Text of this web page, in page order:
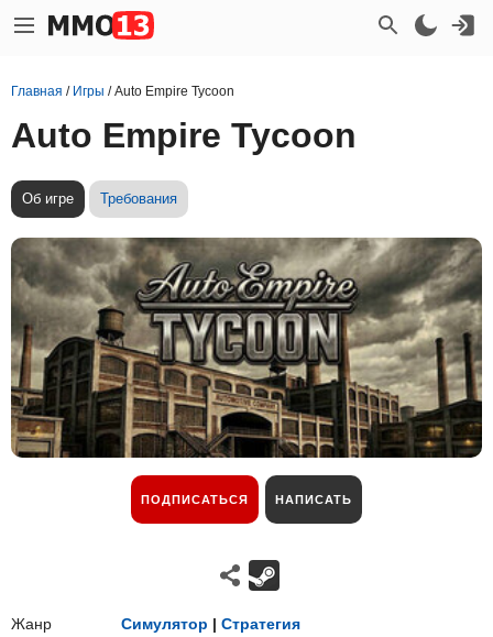
Главная / Игры /Auto Empire Tycoon
Auto Empire Tycoon
Об игре Требования
ПОДПИСАТЬСЯ НАПИСАТЬ
Жанр Симулятор | Стратегия